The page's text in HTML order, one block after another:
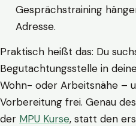
Gesprächstraining
Adresse.
Praktisch heißt das: Du
Begutachtungsstelle in
Wohn- oder Arbeitsnähe –
Vorbereitung frei. Genau
der MPU Kurse, statt den